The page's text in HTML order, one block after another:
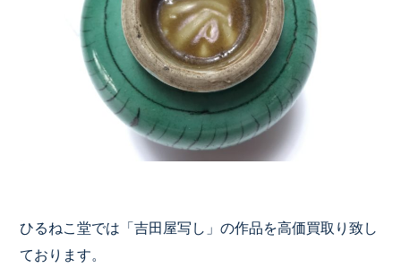
ひるねこ堂では「吉田屋写し」の作品を高価買取り致し
ております。